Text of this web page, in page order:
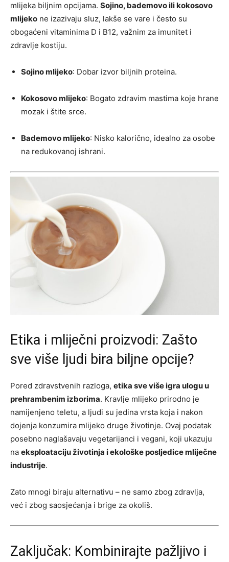
mlijeka biljnim opcijama. Sojino, bademovo ili kokosovo
mlijeko ne izazivaju sluz, lakše se vare i često su
obogaćeni vitaminima D i B12, važnim za imunitet i
zdravlje kostiju.
Sojino mlijeko: Dobar izvor biljnih proteina.
Kokosovo mlijeko: Bogato zdravim mastima koje hrane
mozak i štite srce.
Bademovo mlijeko: Nisko kalorično, idealno za osobe
na redukovanoj ishrani.
Etika i mliječni proizvodi: Zašto
sve više ljudi bira biljne opcije?
Pored zdravstvenih razloga, etika sve više igra ulogu u
prehrambenim izborima. Kravlje mlijeko prirodno je
namijenjeno teletu, a ljudi su jedina vrsta koja i nakon
dojenja konzumira mlijeko druge životinje. Ovaj podatak
posebno naglašavaju vegetarijanci i vegani, koji ukazuju
na eksploataciju životinja i ekološke posljedice mliječne
industrije.
Zato mnogi biraju alternativu – ne samo zbog zdravlja,
već i zbog saosjećanja i brige za okoliš.
Zaključak: Kombinirajte pažljivo i